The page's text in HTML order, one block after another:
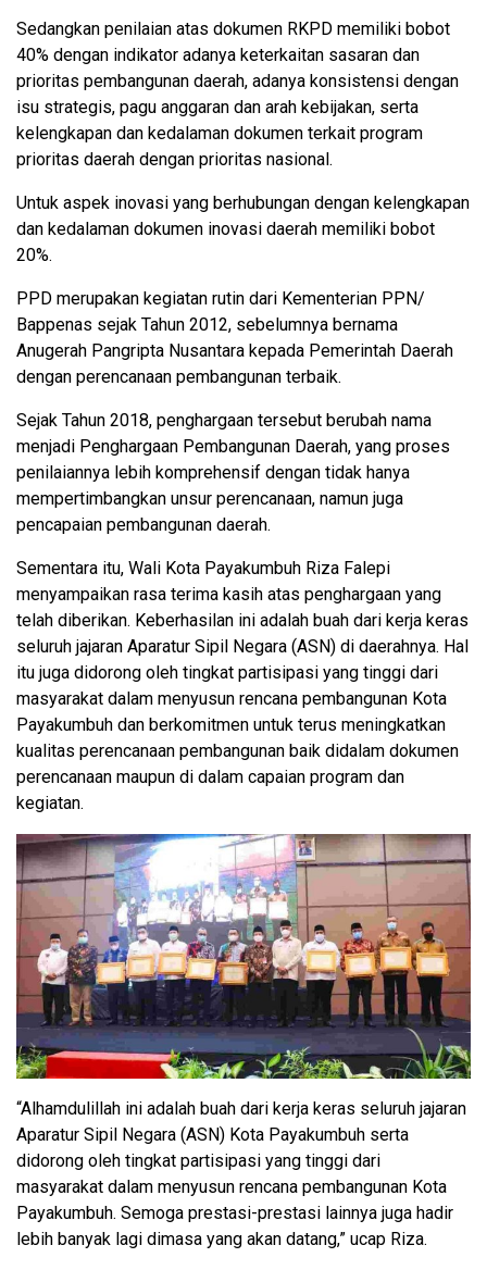
Sedangkan penilaian atas dokumen RKPD memiliki bobot
40% dengan indikator adanya keterkaitan sasaran dan
prioritas pembangunan daerah, adanya konsistensi dengan
isu strategis, pagu anggaran dan arah kebijakan, serta
kelengkapan dan kedalaman dokumen terkait program
prioritas daerah dengan prioritas nasional.
Untuk aspek inovasi yang berhubungan dengan kelengkapan
dan kedalaman dokumen inovasi daerah memiliki bobot
20%.
PPD merupakan kegiatan rutin dari Kementerian PPN/
Bappenas sejak Tahun 2012, sebelumnya bernama
Anugerah Pangripta Nusantara kepada Pemerintah Daerah
dengan perencanaan pembangunan terbaik.
Sejak Tahun 2018, penghargaan tersebut berubah nama
menjadi Penghargaan Pembangunan Daerah, yang proses
penilaiannya lebih komprehensif dengan tidak hanya
mempertimbangkan unsur perencanaan, namun juga
pencapaian pembangunan daerah.
Sementara itu, Wali Kota Payakumbuh Riza Falepi
menyampaikan rasa terima kasih atas penghargaan yang
telah diberikan. Keberhasilan ini adalah buah dari kerja keras
seluruh jajaran Aparatur Sipil Negara (ASN) di daerahnya. Hal
itu juga didorong oleh tingkat partisipasi yang tinggi dari
masyarakat dalam menyusun rencana pembangunan Kota
Payakumbuh dan berkomitmen untuk terus meningkatkan
kualitas perencanaan pembangunan baik didalam dokumen
perencanaan maupun di dalam capaian program dan
kegiatan.
“Alhamdulillah ini adalah buah dari kerja keras seluruh jajaran
Aparatur Sipil Negara (ASN) Kota Payakumbuh serta
didorong oleh tingkat partisipasi yang tinggi dari
masyarakat dalam menyusun rencana pembangunan Kota
Payakumbuh. Semoga prestasi-prestasi lainnya juga hadir
lebih banyak lagi dimasa yang akan datang,” ucap Riza.